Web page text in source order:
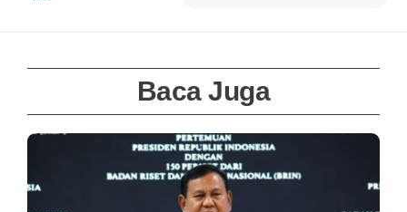
Baca Juga